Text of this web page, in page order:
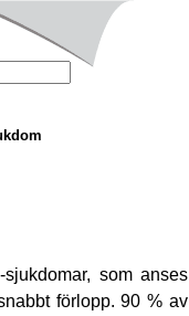
som anses
förlopp. 90 % av